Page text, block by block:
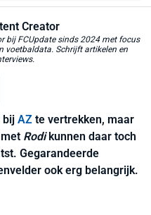
Creator
bij FCUpdate sinds 2024 met focus
voetbaldata. Schrijft artikelen en
bij AZ te vertrekken, maar
Rodikunnen daar toch
Gegarandeerde
ook erg belangrijk.